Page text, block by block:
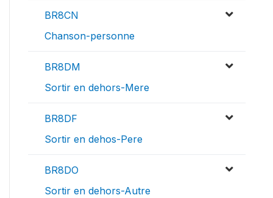
BR8CN
Chanson-personne
BR8DM
Sortir en dehors-Mere
BR8DF
Sortir en dehos-Pere
BR8DO
Sortir en dehors-Autre